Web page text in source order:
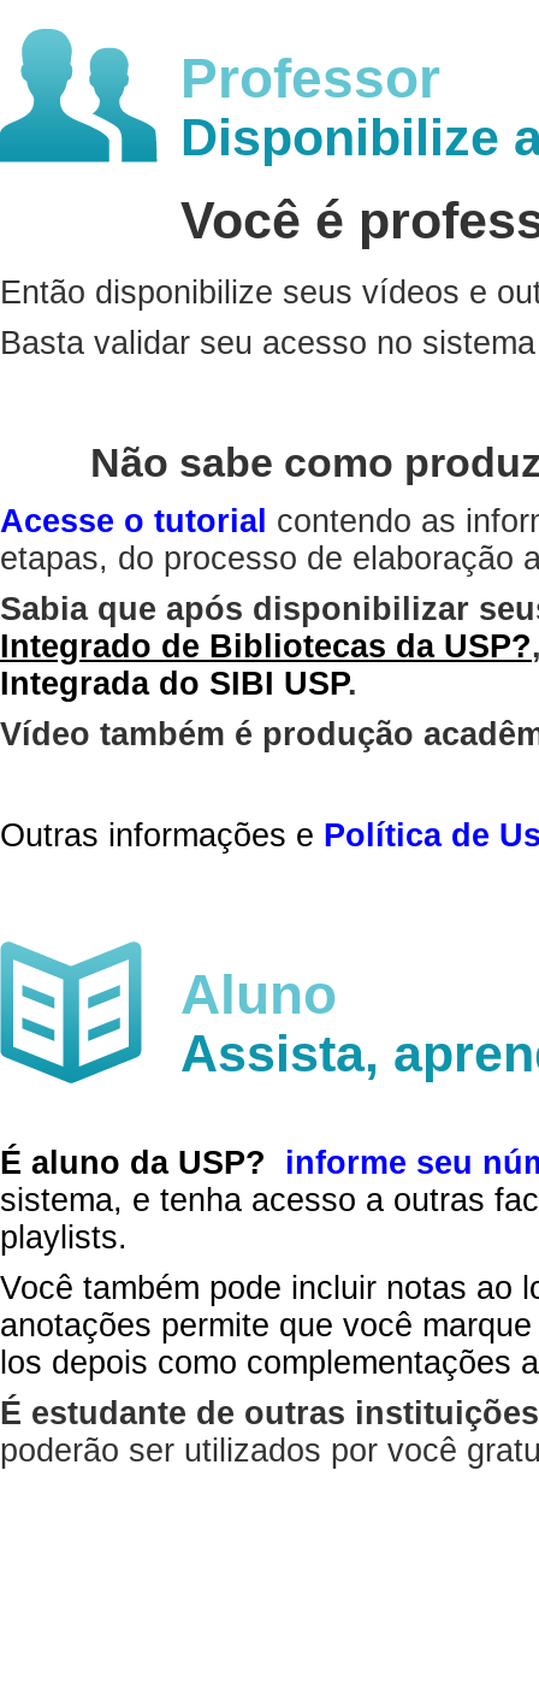
Professor
Disponibilize
Você é
Então disponibilize seus vídeos e
Basta validar seu acesso no
Não sabe como
Acesse o tutorial contendo as
etapas, do processo de elaboração
Sabia que após disponibilizar
Integrado de Bibliotecas da USP?
Integrada do SIBI USP.
Vídeo também é produção
Outras informações e Política de
Aluno
Assista,
É aluno da USP?
informe seu
sistema, e tenha acesso a outras
playlists.
Você também pode incluir notas ao
anotações permite que você
los depois como complementações
É estudante de outras
poderão ser utilizados por você